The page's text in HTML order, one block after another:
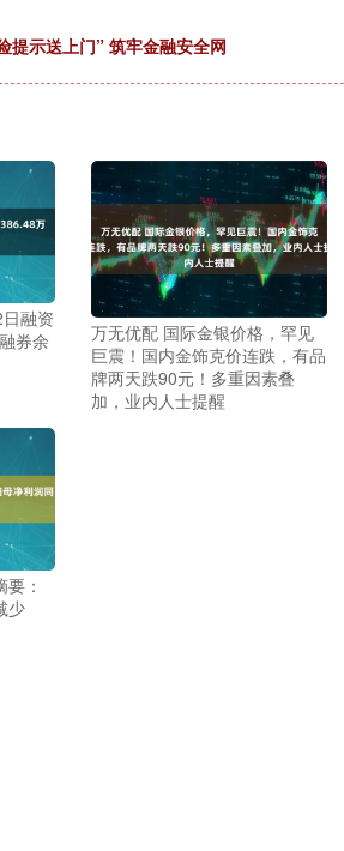
提示送上门” 筑牢金融安全网
融资
券余
万无优配 国际金银价格，罕见
巨震！国内金饰克价连跌，有品
牌两天跌90元！多重因素叠
加，业内人士提醒
：
少